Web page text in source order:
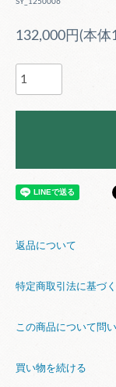
SY_1250006
132,000円(本体
返品について
特定商取引法に基づ
この商品について問
買い物を続ける